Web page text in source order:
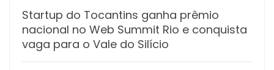
Startup do Tocantins ganha prêmio
nacional no Web Summit Rio e conquista
vaga para o Vale do Silício